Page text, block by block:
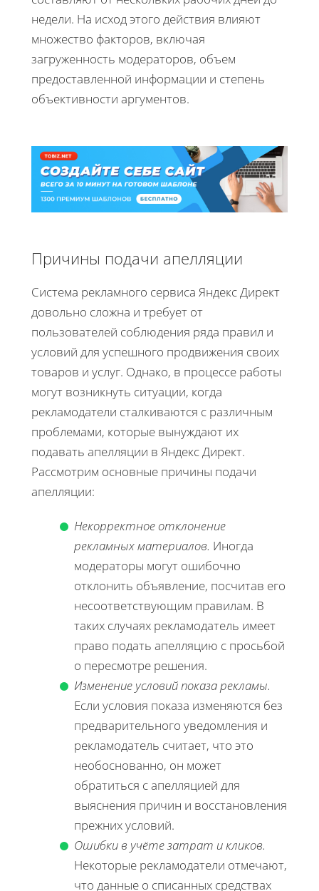
недели. На исход этого действия влияют
множество факторов, включая
загруженность модераторов, объем
предоставленной информации и степень
объективности аргументов.
Причины подачи апелляции
Система рекламного сервиса Яндекс Директ
довольно сложна и требует от
пользователей соблюдения ряда правил и
условий для успешного продвижения своих
товаров и услуг. Однако, в процессе работы
могут возникнуть ситуации, когда
рекламодатели сталкиваются с различным
проблемами, которые вынуждают их
подавать апелляции в Яндекс Директ.
Рассмотрим основные причины подачи
апелляции:
Некорректное отклонение
рекламных материалов. Иногда
модераторы могут ошибочно
отклонить объявление, посчитав его
несоответствующим правилам. В
таких случаях рекламодатель имеет
право подать апелляцию с просьбой
о пересмотре решения.
Изменение условий показа рекламы.
Если условия показа изменяются без
предварительного уведомления и
рекламодатель считает, что это
необоснованно, он может
обратиться с апелляцией для
выяснения причин и восстановления
прежних условий.
Ошибки в учёте затрат и кликов.
Некоторые рекламодатели отмечают,
что данные о списанных средствах